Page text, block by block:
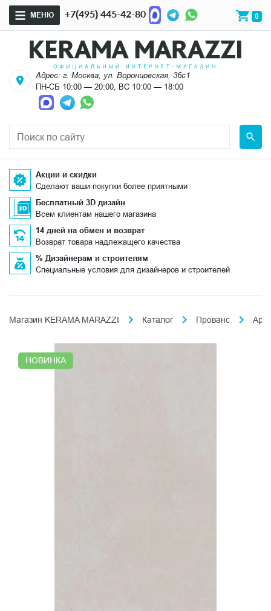
МЕНЮ +7(495) 445-42-80 0
Адрес: г. Москва, ул. Воронцовская, 36с1
ПН-СБ 10:00 — 20:00, ВС 10:00 — 18:00
Акции и скидки
Сделают ваши покупки более приятными
Бесплатный 3D дизайн
Всем клиентам нашего магазина
14 дней на обмен и возврат
Возврат товара надлежащего качества
% Дизайнерам и строителям
Специальные условия для дизайнеров и строителей
Магазин KERAMA MARAZZI Каталог Прованс
НОВИНКА